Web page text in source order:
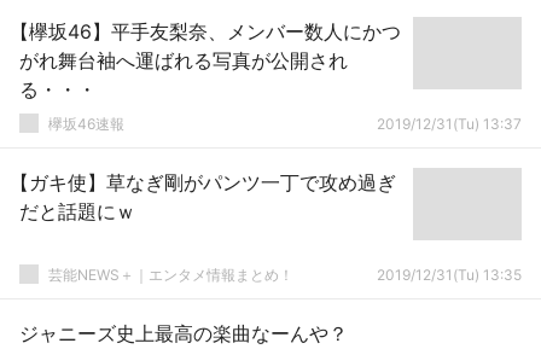
【欅坂46】平手友梨奈、メンバー数人にかつ
がれ舞台袖へ運ばれる写真が公開され
る・・・
欅坂46速報 2019/12/31(Tu) 13:37
【ガキ使】草なぎ剛がパンツ一丁で攻め過ぎ
だと話題にｗ
芸能NEWS＋｜エンタメ情報まとめ！ 2019/12/31(Tu) 13:35
ジャニーズ史上最高の楽曲なーんや？